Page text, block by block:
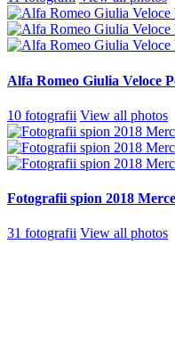
Alfa Romeo Giulia Veloce
10 fotografii View all photos
Fotografii spion 2018
31 fotografii View all photos